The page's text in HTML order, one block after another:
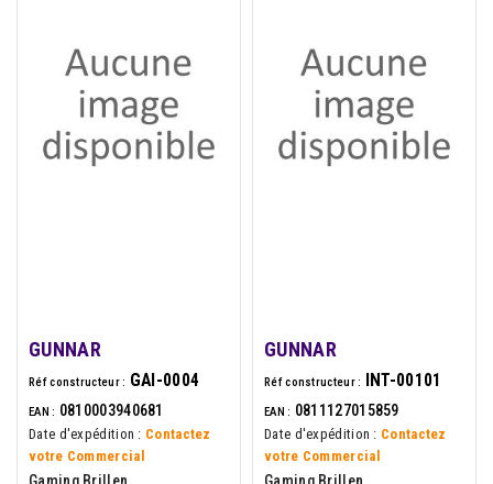
GUNNAR
Réf constructeur : GAI-0004
EAN : 0810003940681
Date d'expédition : Contactez
votre Commercial
Gaming Brillen
GUNNAR
Réf constructeur : INT-00101
EAN : 0811127015859
Date d'expédition : Contactez
votre Commercial
Gaming Brillen